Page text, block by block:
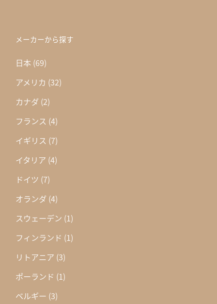
メーカーから探す
日本 (69)
アメリカ (32)
カナダ (2)
フランス (4)
イギリス (7)
イタリア (4)
ドイツ (7)
オランダ (4)
スウェーデン (1)
フィンランド (1)
リトアニア (3)
ポーランド (1)
ベルギー (3)